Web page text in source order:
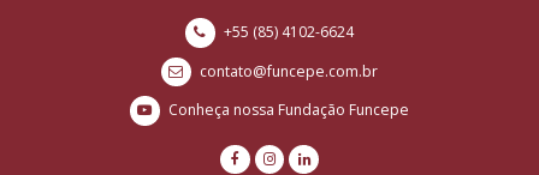
+55 (85) 4102-6624
contato@funcepe.com.br
Conheça nossa Fundação Funcepe